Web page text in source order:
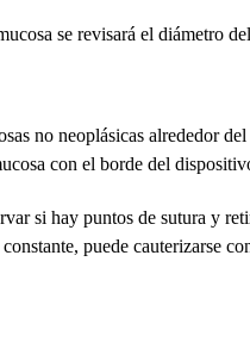
se revisará el diámetro
no neoplásicas alrededor
con el borde del
si hay puntos de sutura y
puede cauterizarse